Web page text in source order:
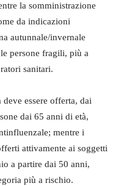
la somministrazione
da indicazioni
autunnale/invernale
persone fragili, più a
sanitari.
essere offerta, dai
dai 65 anni di età,
mentre i
attivamente ai soggetti
a partire dai 50 anni,
più a rischio.